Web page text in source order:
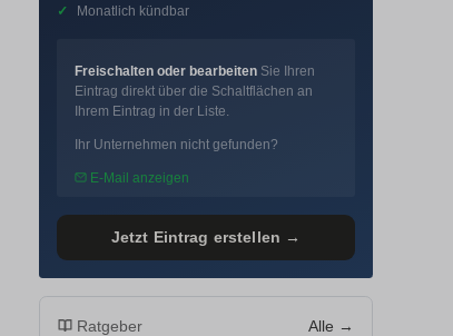
✓
Monatlich kündbar
Freischalten oder bearbeiten Sie Ihren
Eintrag direkt über die Schaltflächen an
Ihrem Eintrag in der Liste.
Ihr Unternehmen nicht gefunden?
E-Mail anzeigen
Jetzt Eintrag erstellen →
Ratgeber Alle →